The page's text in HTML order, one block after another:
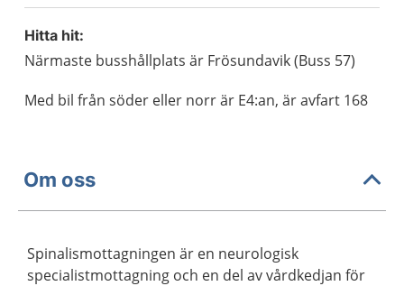
Hitta hit:
Närmaste busshållplats är Frösundavik (Buss 57)
Med bil från söder eller norr är E4:an, är avfart 168
Om oss
Spinalismottagningen är en neurologisk
specialistmottagning och en del av vårdkedjan för